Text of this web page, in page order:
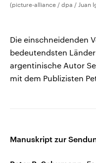
(picture-alliance / dpa / Juan
Die einschneidenden
bedeutendsten
argentinische Autor
mit dem Publizisten
Manuskript zur